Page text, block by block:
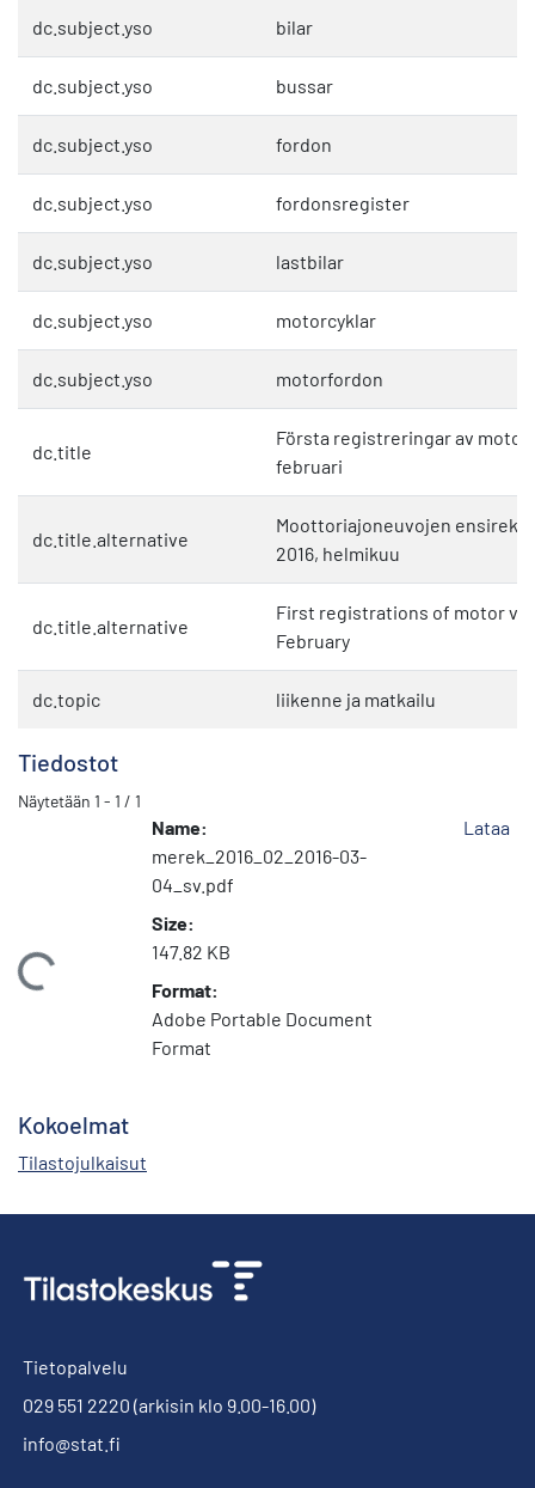
dc.subject.yso bilar
dc.subject.yso bussar
dc.subject.yso fordon
dc.subject.yso fordonsregister
dc.subject.yso lastbilar
dc.subject.yso motorcyklar
dc.subject.yso motorfordon
dc.title
Första registreringar av
februari
dc.title.alternative
Moottoriajoneuvojen
2016, helmikuu
dc.title.alternative
First registrations of motor
February
dc.topic liikenne ja matkailu
Tiedostot
Näytetään 1 - 1 / 1
Ladataan...
Name:
merek_2016_02_2016-03-
04_sv.pdf
Size:
147.82 KB
Format:
Adobe Portable Document
Format
Lataa
Kokoelmat
Tilastojulkaisut
Tietopalvelu
029 551 2220 (arkisin klo 9.00-16.00)
info@stat.fi